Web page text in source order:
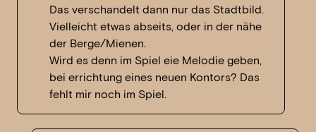
Das verschandelt dann nur das Stadtbild.
Vielleicht etwas abseits, oder in der nähe
der Berge/Mienen.
Wird es denn im Spiel eie Melodie geben,
bei errichtung eines neuen Kontors? Das
fehlt mir noch im Spiel.